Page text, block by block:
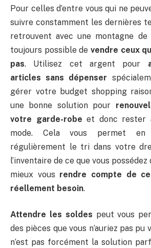
Pour celles d’entre vous qui ne
suivre constamment les dernières
retrouvent avec une montagne
toujours possible de vendre ceux
pas. Utilisez cet argent pour
articles sans dépenser
gérer votre budget shopping
une bonne solution pour
votre garde-robe et donc rester
mode. Cela vous permet
régulièrement le tri dans votre
l’inventaire de ce que vous possédez
mieux vous rendre compte de
réellement besoin.
Attendre les soldes peut vous
des pièces que vous n’auriez pas
n’est pas forcément la solution